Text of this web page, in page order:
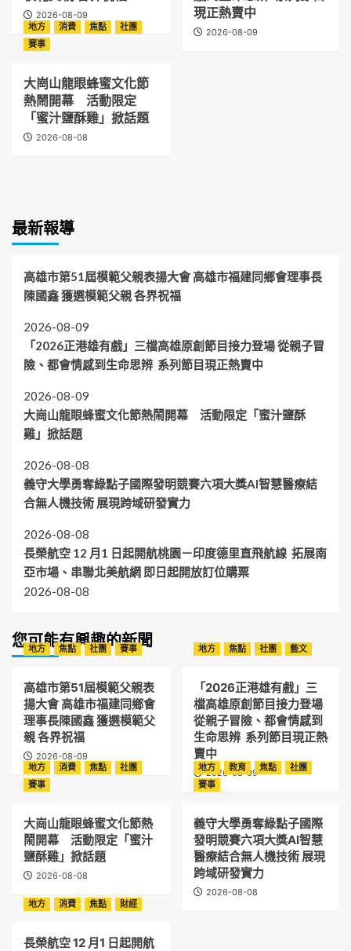
2026-08-09
現正熱賣中
2026-08-09
地方 消費 焦點
社團
賽事
大崗山龍眼蜂蜜文化節
熱鬧開幕 活動限定
「蜜汁鹽酥雞」掀話題
2026-08-08
最新報導
高雄市第51屆模範父親表揚大會 高雄市福建同鄉會理事長
陳國鑫 獲選模範父親 各界祝福
2026-08-09
「2026正港雄有戲」三檔高雄原創節目接力登場 從親子冒
險、都會情感到生命思辨 系列節目現正熱賣中
2026-08-09
大崗山龍眼蜂蜜文化節熱鬧開幕 活動限定「蜜汁鹽酥
雞」掀話題
2026-08-08
義守大學勇奪綠點子國際發明競賽六項大獎AI智慧醫療結
合無人機技術 展現跨域研發實力
2026-08-08
長榮航空 12 月1 日起開航桃園－印度德里直飛航線 拓展南
亞市場、串聯北美航網 即日起開放訂位購票
2026-08-08
您可能有興趣的新聞
地方 焦點 社團 賽事
高雄市第51屆模範父親表
揚大會 高雄市福建同鄉會
理事長陳國鑫 獲選模範父
親 各界祝福
2026-08-09
地方 焦點 社團 藝文
「2026正港雄有戲」三
檔高雄原創節目接力登場
從親子冒險、都會情感到
生命思辨 系列節目現正熱
賣中
2026-08-09
地方 消費 焦點
社團
賽事
大崗山龍眼蜂蜜文化節熱
鬧開幕 活動限定「蜜汁
鹽酥雞」掀話題
2026-08-08
地方 教育 焦點
社團
賽事
義守大學勇奪綠點子國際
發明競賽六項大獎AI智慧
醫療結合無人機技術 展現
跨域研發實力
2026-08-08
地方
消費 焦點 財經
長榮航空 12 月1 日起開航